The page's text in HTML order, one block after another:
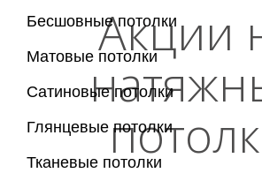
Акции
Бесшовные потолки
Матовые потолки
Сатиновые потолки
Глянцевые потолки
Тканевые потолки